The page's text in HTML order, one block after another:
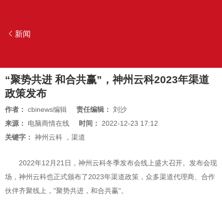
新闻
“聚势共进 和合共赢”，神州云科2023年渠道
政策发布
作者： cbinews编辑 责任编辑： 刘沙
来源： 电脑商情在线 时间： 2022-12-23 17:12
关键字： 神州云科 ， 渠道
2022年12月21日，神州云科冬季发布会线上盛大召开。发布会现
场，神州云科也正式颁布了2023年渠道政策，众多渠道代理商、合作
伙伴齐聚线上，"聚势共进，和合共赢"。